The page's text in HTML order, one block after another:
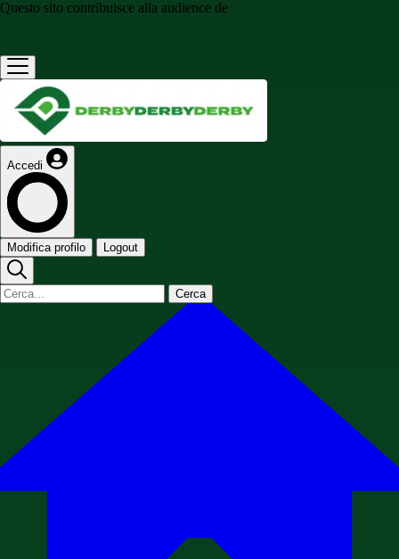
Questo sito contribuisce alla audience de
Accedi
Modifica profilo Logout
Cerca